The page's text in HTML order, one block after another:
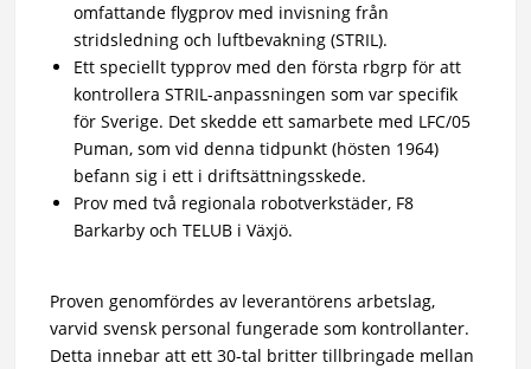
omfattande flygprov med invisning från
stridsledning och luftbevakning (STRIL).
Ett speciellt typprov med den första rbgrp för att
kontrollera STRIL-anpassningen som var specifik
för Sverige. Det skedde ett samarbete med LFC/05
Puman, som vid denna tidpunkt (hösten 1964)
befann sig i ett i driftsättningsskede.
Prov med två regionala robotverkstäder, F8
Barkarby och TELUB i Växjö.
Proven genomfördes av leverantörens arbetslag,
varvid svensk personal fungerade som kontrollanter.
Detta innebar att ett 30-tal britter tillbringade mellan